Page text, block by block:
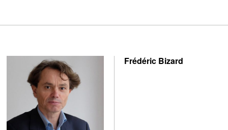
Frédéric Bizard